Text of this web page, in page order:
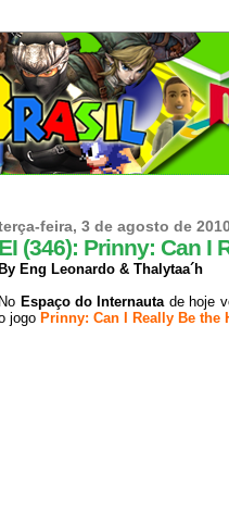
feira, 3 de agosto de
EI (346): Prinny: Can I
By Eng Leonardo & Thalytaa´h
No Espaço do Internautade hoje
jogo Prinny: Can I Really Be the